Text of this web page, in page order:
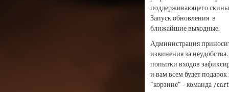
поддерживающего
Запуск обновления в
ближайшие выходные.
Администрация
извинения за
попытки входов
и вам всем будет подарок
"корзине" - команда /